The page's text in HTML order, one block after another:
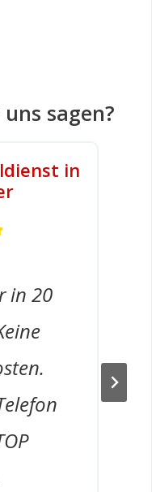
sagen?
in
in 20